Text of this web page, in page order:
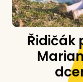
Řidičák